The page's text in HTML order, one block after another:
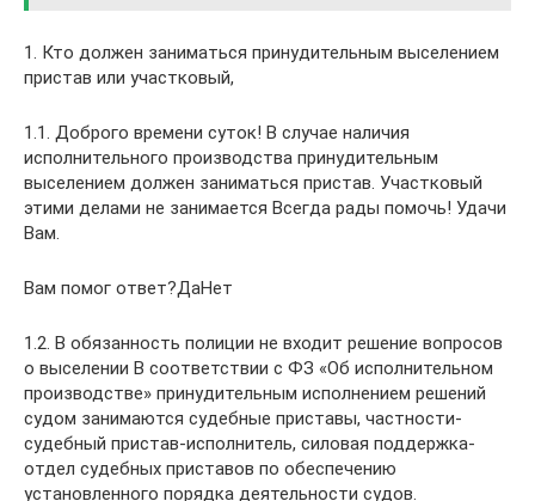
1. Кто должен заниматься принудительным выселением
пристав или участковый,
1.1. Доброго времени суток! В случае наличия
исполнительного производства принудительным
выселением должен заниматься пристав. Участковый
этими делами не занимается Всегда рады помочь! Удачи
Вам.
Вам помог ответ?ДаНет
1.2. В обязанность полиции не входит решение вопросов
о выселении В соответствии с ФЗ «Об исполнительном
производстве» принудительным исполнением решений
судом занимаются судебные приставы, частности-
судебный пристав-исполнитель, силовая поддержка-
отдел судебных приставов по обеспечению
установленного порядка деятельности судов.